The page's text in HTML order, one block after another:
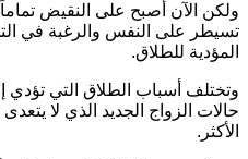
الآن أصبح على النقيض
على النفس والرغبة في
للطلاق.
أسباب الطلاق التي تؤدي
الزواج الجديد الذي لا